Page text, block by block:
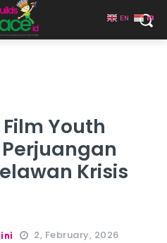
Youth
Krisis
2, February, 2026
EN ID